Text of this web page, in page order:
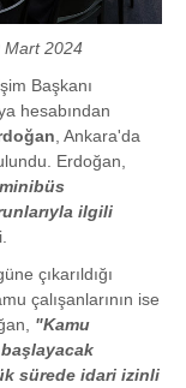
Mart 2024
Başkanı
hesabından
, Ankara'da
Erdoğan,
ilgili
çıkarıldığı
çalışanlarının ise
"Kamu
başlayacak
sürede idari izinli